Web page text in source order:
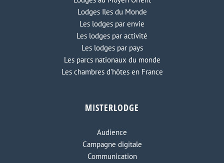
Lodges Iles du Monde
Les lodges par envie
Les lodges par activité
Les lodges par pays
Les parcs nationaux du monde
Les chambres d'hôtes en France
MISTERLODGE
Audience
Campagne digitale
Communication